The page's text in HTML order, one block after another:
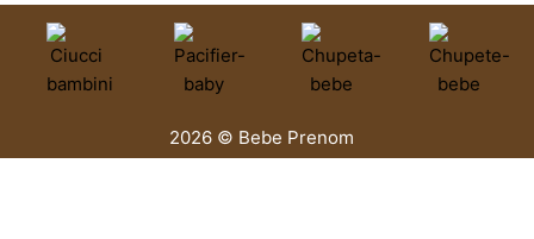
2026 © Bebe Prenom